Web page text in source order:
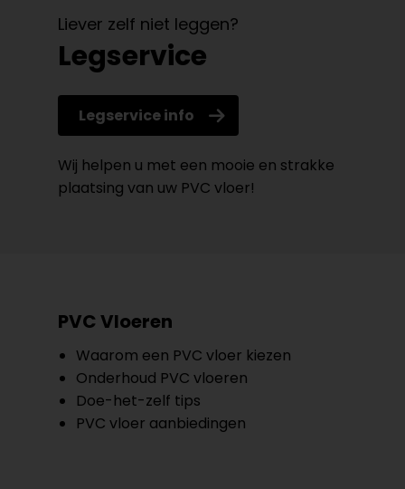
Liever zelf niet leggen?
Legservice
Legservice info
Wij helpen u met een mooie en strakke
plaatsing van uw PVC vloer!
PVC Vloeren
Waarom een PVC vloer kiezen
Onderhoud PVC vloeren
Doe-het-zelf tips
PVC vloer aanbiedingen